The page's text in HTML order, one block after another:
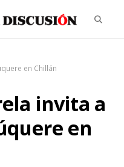
en Chillán
invita a
en